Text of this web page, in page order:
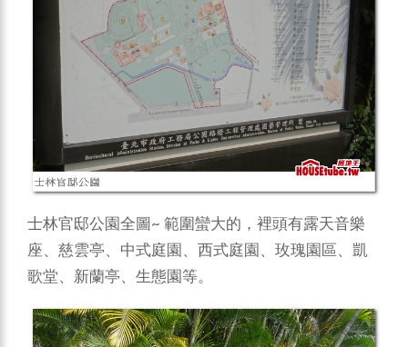
士林官邸公園全圖~ 範圍蠻大的，裡頭有露天音樂
座、慈雲亭、中式庭園、西式庭園、玫瑰園區、凱
歌堂、新蘭亭、生態園等。